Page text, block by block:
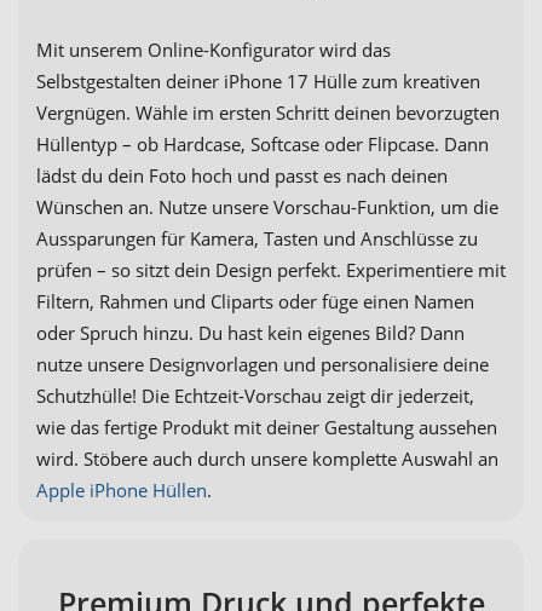
Mit unserem Online-Konfigurator wird das
Selbstgestalten deiner iPhone 17 Hülle zum kreativen
Vergnügen. Wähle im ersten Schritt deinen bevorzugten
Hüllentyp – ob Hardcase, Softcase oder Flipcase. Dann
lädst du dein Foto hoch und passt es nach deinen
Wünschen an. Nutze unsere Vorschau-Funktion, um die
Aussparungen für Kamera, Tasten und Anschlüsse zu
prüfen – so sitzt dein Design perfekt. Experimentiere mit
Filtern, Rahmen und Cliparts oder füge einen Namen
oder Spruch hinzu. Du hast kein eigenes Bild? Dann
nutze unsere Designvorlagen und personalisiere deine
Schutzhülle! Die Echtzeit-Vorschau zeigt dir jederzeit,
wie das fertige Produkt mit deiner Gestaltung aussehen
wird. Stöbere auch durch unsere komplette Auswahl an
Apple iPhone Hüllen.